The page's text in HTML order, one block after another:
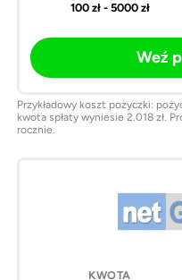
100 zł - 5000 zł
Weź
Przykładowy koszt pożyczki:
kwota spłaty wyniesie 2.018 zł.
rocznie.